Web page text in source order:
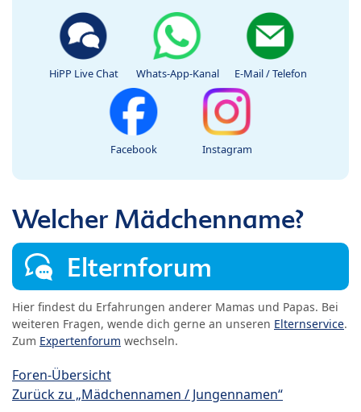
HiPP Live Chat Whats-App-Kanal E-Mail / Telefon
Facebook Instagram
Welcher Mädchenname?
Elternforum
Hier findest du Erfahrungen anderer Mamas und Papas. Bei
weiteren Fragen, wende dich gerne an unseren Elternservice.
Zum Expertenforum wechseln.
Foren-Übersicht
Zurück zu „Mädchennamen / Jungennamen“